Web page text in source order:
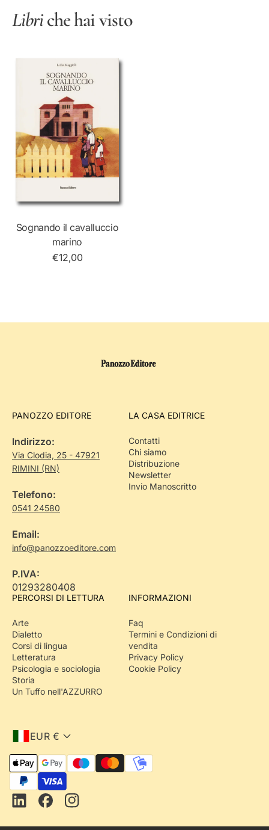
Libriche hai visto
Sognando il cavalluccio
marino
€12,00
PANOZZO EDITORE
Indirizzo:
Via Clodia, 25 - 47921
RIMINI (RN)
Telefono:
0541 24580
Email:
info@panozzoeditore.com
P.IVA:
01293280408
LA CASA EDITRICE
Contatti
Chi siamo
Distribuzione
Newsletter
Invio Manoscritto
PERCORSI DI LETTURA
Arte
Dialetto
Corsi di lingua
Letteratura
Psicologia e sociologia
Storia
Un Tuffo nell'AZZURRO
INFORMAZIONI
Faq
Termini e Condizioni di
vendita
Privacy Policy
Cookie Policy
M
e
o
d
i
EUR €
L
F
I
Iscriviti alla
Newsletter
e ricevi
il 5% di sconto